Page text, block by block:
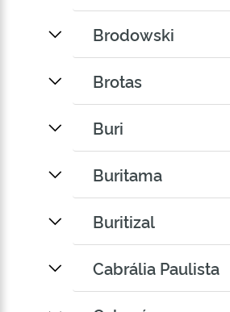
Brodowski
Brotas
Buri
Buritama
Buritizal
Cabrália Paulista